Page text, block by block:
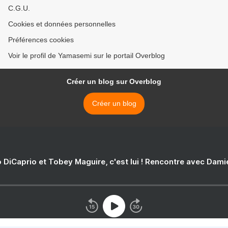
C.G.U.
Cookies et données personnelles
Préférences cookies
Voir le profil de Yamasemi sur le portail Overblog
Créer un blog sur Overblog
Créer un blog
DiCaprio et Tobey Maguire, c'est lui ! Rencontre avec